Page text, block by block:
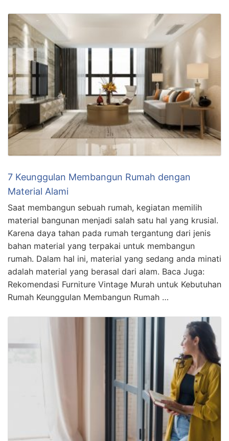
7 Keunggulan Membangun Rumah dengan
Material Alami
Saat membangun sebuah rumah, kegiatan memilih
material bangunan menjadi salah satu hal yang krusial.
Karena daya tahan pada rumah tergantung dari jenis
bahan material yang terpakai untuk membangun
rumah. Dalam hal ini, material yang sedang anda minati
adalah material yang berasal dari alam. Baca Juga:
Rekomendasi Furniture Vintage Murah untuk Kebutuhan
Rumah Keunggulan Membangun Rumah …